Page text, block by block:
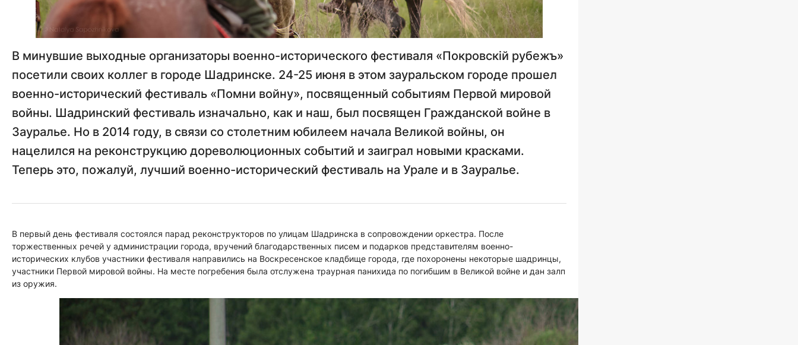
В минувшие выходные организаторы военно-исторического фестиваля «Покровскiй рубежъ»
посетили своих коллег в городе Шадринске. 24-25 июня в этом зауральском городе прошел
военно-исторический фестиваль «Помни войну», посвященный событиям Первой мировой
войны. Шадринский фестиваль изначально, как и наш, был посвящен Гражданской войне в
Зауралье. Но в 2014 году, в связи со столетним юбилеем начала Великой войны, он
нацелился на реконструкцию дореволюционных событий и заиграл новыми красками.
Теперь это, пожалуй, лучший военно-исторический фестиваль на Урале и в Зауралье.
В первый день фестиваля состоялся парад реконструкторов по улицам Шадринска в сопровождении оркестра. После
торжественных речей у администрации города, вручений благодарственных писем и подарков представителям военно-
исторических клубов участники фестиваля направились на Воскресенское кладбище города, где похоронены некоторые шадринцы,
участники Первой мировой войны. На месте погребения была отслужена траурная панихида по погибшим в Великой войне и дан залп
из оружия.